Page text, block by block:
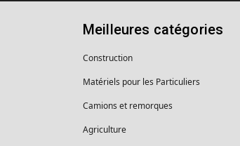
Meilleures catégories
Construction
Matériels pour les Particuliers
Camions et remorques
Agriculture